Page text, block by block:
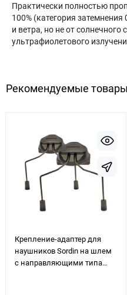
Практически полностью
100% (категория
и ветра, но не от солнечного
ультрафиолетового
Рекомендуемые товары
Крепление-адаптер для
наушников Sordin на шлем
с направляющими типа